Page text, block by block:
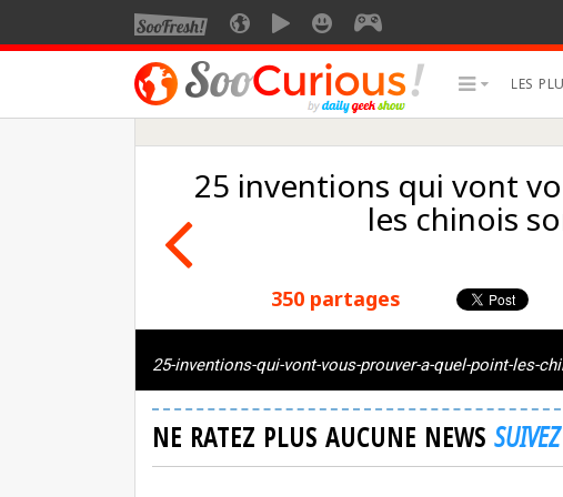
LES
25 inventions qui vont
les chinois
350 partages
25-inventions-qui-vont-vous-prouver-a-quel-point-les-
NE RATEZ PLUS AUCUNE NEWS